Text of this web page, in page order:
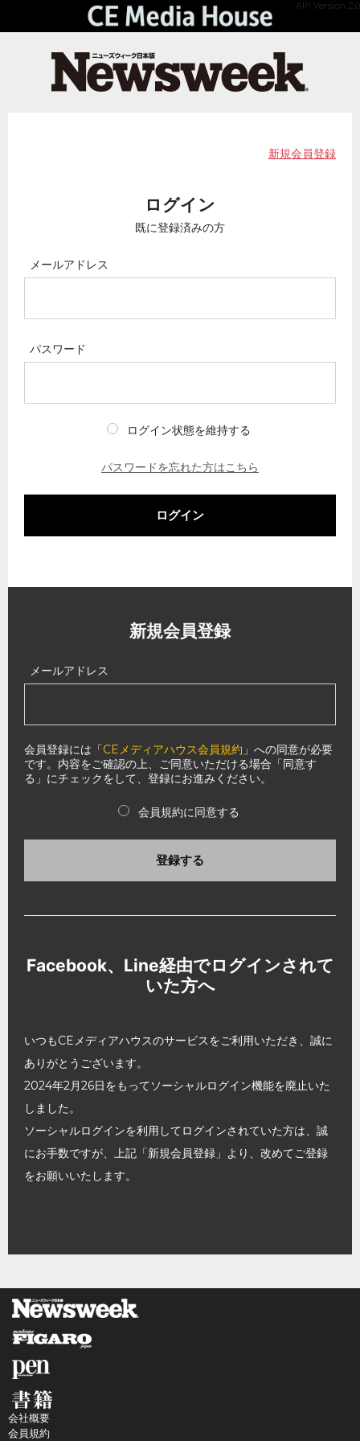
API Version 2.0
新規会員登録
ログイン
既に登録済みの方
メールアドレス
パスワード
ログイン状態を維持する
パスワードを忘れた方はこちら
ログイン
新規会員登録
メールアドレス
会員登録には「CEメディアハウス会員規約 」への同意が必要
です。内容をご確認の上、ご同意いただける場合「同意す
る」にチェックをして、登録にお進みください。
会員規約に同意する
登録する
Facebook、Line経由でログインされて
いた方へ
いつもCEメディアハウスのサービスをご利用いただき、誠に
ありがとうございます。
2024年2月26日をもってソーシャルログイン機能を廃止いた
しました。
ソーシャルログインを利用してログインされていた方は、誠
にお手数ですが、上記「新規会員登録」より、改めてご登録
をお願いいたします。
会社概要
会員規約